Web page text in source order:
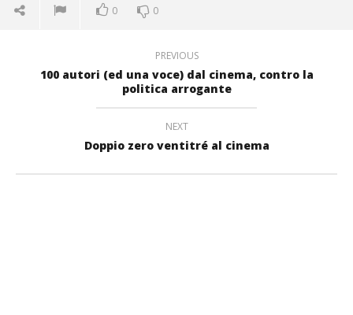
0 0
PREVIOUS
100 autori (ed una voce) dal cinema, contro la
politica arrogante
NEXT
Doppio zero ventitré al cinema